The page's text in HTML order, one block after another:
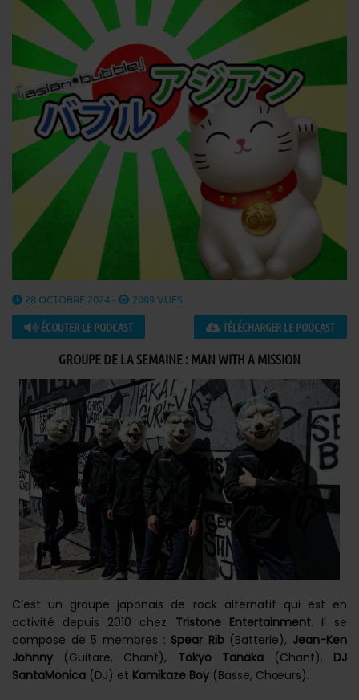
28 OCTOBRE 2024 - 2089 VUES
ÉCOUTER LE PODCAST TÉLÉCHARGER LE PODCAST
GROUPE DE LA SEMAINE : MAN WITH A MISSION
C’est un groupe japonais de rock alternatif qui est en
activité depuis 2010 chez Tristone Entertainment. Il se
compose de 5 membres : Spear Rib(Batterie), Jean-Ken
Johnny (Guitare, Chant), Tokyo Tanaka(Chant), DJ
SantaMonica (DJ) et Kamikaze Boy (Basse, Chœurs).